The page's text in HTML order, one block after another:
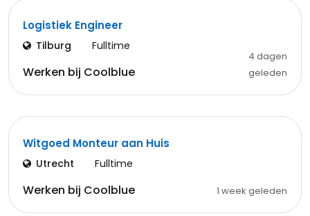
Logistiek Engineer
Tilburg Fulltime
Werken bij Coolblue
4 dagen
geleden
Witgoed Monteur aan Huis
Utrecht Fulltime
Werken bij Coolblue 1 week geleden